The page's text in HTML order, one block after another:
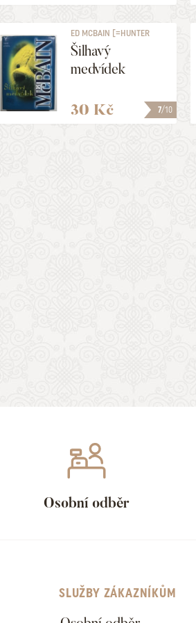
7/10
ED MCBAIN [=HUNTER
EVAN]
Šilhavý
medvídek
30 Kč
Osobní odběr
SLUŽBY ZÁKAZNÍKŮM